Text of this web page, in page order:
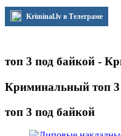
Kriminal.lv в Телеграме
топ 3 под байкой -
Криминальный топ 3
топ 3 под байкой